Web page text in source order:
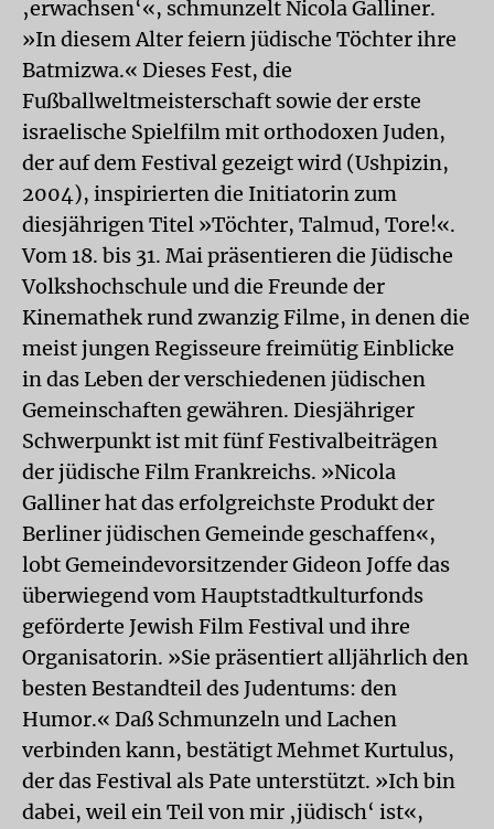
‚erwachsen‘«, schmunzelt Nicola Galliner.
»In diesem Alter feiern jüdische Töchter ihre
Batmizwa.« Dieses Fest, die
Fußballweltmeisterschaft sowie der erste
israelische Spielfilm mit orthodoxen Juden,
der auf dem Festival gezeigt wird (Ushpizin,
2004), inspirierten die Initiatorin zum
diesjährigen Titel »Töchter, Talmud, Tore!«.
Vom 18. bis 31. Mai präsentieren die Jüdische
Volkshochschule und die Freunde der
Kinemathek rund zwanzig Filme, in denen die
meist jungen Regisseure freimütig Einblicke
in das Leben der verschiedenen jüdischen
Gemeinschaften gewähren. Diesjähriger
Schwerpunkt ist mit fünf Festivalbeiträgen
der jüdische Film Frankreichs. »Nicola
Galliner hat das erfolgreichste Produkt der
Berliner jüdischen Gemeinde geschaffen«,
lobt Gemeindevorsitzender Gideon Joffe das
überwiegend vom Hauptstadtkulturfonds
geförderte Jewish Film Festival und ihre
Organisatorin. »Sie präsentiert alljährlich den
besten Bestandteil des Judentums: den
Humor.« Daß Schmunzeln und Lachen
verbinden kann, bestätigt Mehmet Kurtulus,
der das Festival als Pate unterstützt. »Ich bin
dabei, weil ein Teil von mir ‚jüdisch‘ ist«,